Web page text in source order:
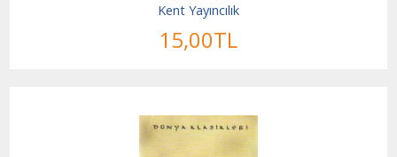
Kent Yayıncılık
15,00TL